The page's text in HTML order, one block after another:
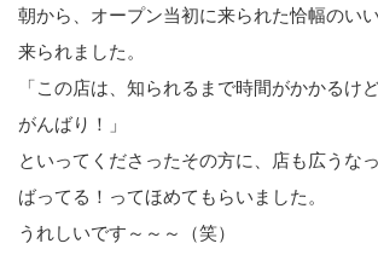
朝から、オープン当初に来られた恰幅のい
来られました。
「この店は、知られるまで時間がかかるけ
がんばり！」
といってくださったその方に、店も広うな
ばってる！ってほめてもらいました。
うれしいです～～～（笑）